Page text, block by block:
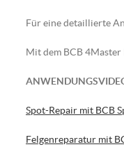
Für eine detaillierte
Mit dem BCB 4Master
Spot-Repair mit BCB
Felgenreparatur mit